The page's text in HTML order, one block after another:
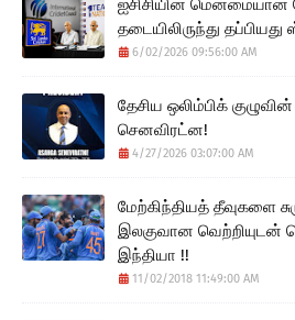
ஐசிசியின் மென்மையான
தடையிலிருந்து
6/02/2026 09:56:00 AM
தேசிய ஒலிம்பிக்
செனவிரட்ன!
4/27/2026 03:07:00 AM
மேற்கிந்தியத் தீவுகளை
இலகுவான வெற்றியுடன்
இந்தியா !!
11/02/2018 11:49:00 AM